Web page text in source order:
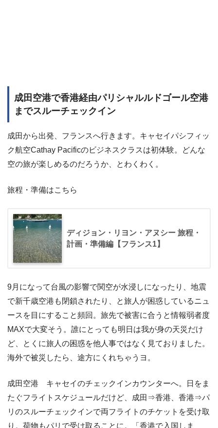
成田空港で香港経由パリシャルルドゴール空港
までスルーチェックイン
成田から出発、フランスへ行きます。キャセイパシフィッ
ク航空Cathay Pacificのビジネスクラスは初体験。どんな
空の旅が楽しめるのだろうか、とわくわく。
旅程・準備はこちら
ディジョン・リヨン・アヌシー 旅程・
計画・準備編【フランス1】
9月になって台風の影響で関空が水浸しになったり、地震
で新千歳空港も閉鎖されたり、と旅人が困惑しているニュ
ースを目にすること頻回。旅先で被害に合うと情報弱者度
MAXで大変そう。誰にとっても明日は我が身の天災だけ
ど、とくに旅人の困惑を他人事ではなく見ておりました。
海外で被災したら、途方にくれちゃうヨ。
成田空港 キャセイのチェックインカウンターへ。日をま
たぐフライトスケジュールだけど、成田⇒香港、香港⇒パ
リのスルーチェックインで両フライトのチケットを受け取
り。荷物もパリで受け取ることに。「香港で入国しま